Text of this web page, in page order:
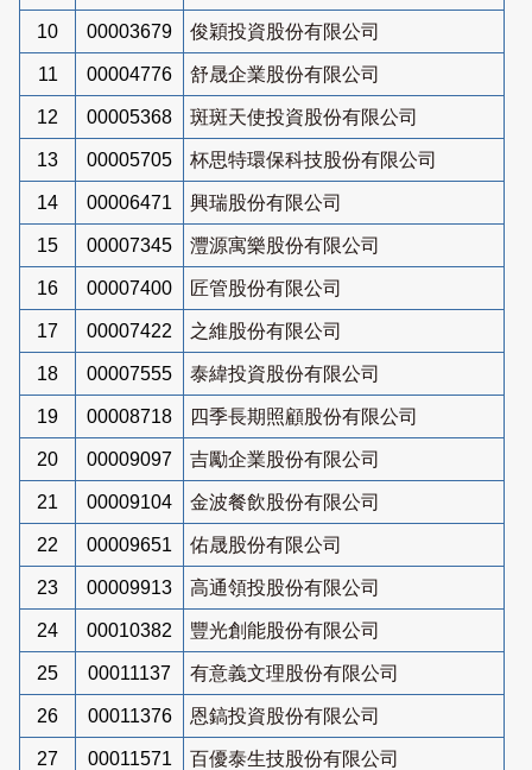
10 00003679 俊穎投資股份有限公司
11 00004776 舒晟企業股份有限公司
12 00005368 斑斑天使投資股份有限公司
13 00005705 杯思特環保科技股份有限公司
14 00006471 興瑞股份有限公司
15 00007345 灃源寓樂股份有限公司
16 00007400 匠管股份有限公司
17 00007422 之維股份有限公司
18 00007555 泰緯投資股份有限公司
19 00008718 四季長期照顧股份有限公司
20 00009097 吉勵企業股份有限公司
21 00009104 金波餐飲股份有限公司
22 00009651 佑晟股份有限公司
23 00009913 高通領投股份有限公司
24 00010382 豐光創能股份有限公司
25 00011137 有意義文理股份有限公司
26 00011376 恩鎬投資股份有限公司
27 00011571 百優泰生技股份有限公司